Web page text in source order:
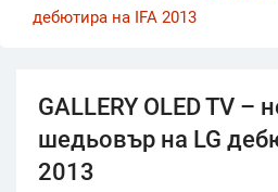
дебютира на IFA 2013
GALLERY OLED TV –
шедьовър на LG
2013